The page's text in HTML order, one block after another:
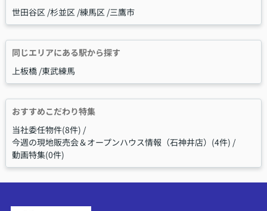
世田谷区 杉並区 練馬区 三鷹市
同じエリアにある駅から探す
上板橋 東武練馬
おすすめこだわり特集
当社委任物件(8件)
今週の現地販売会＆オープンハウス情報（石神井店）(4件)
動画特集(0件)